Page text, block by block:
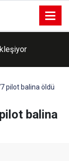
pilot balina öldü
balina